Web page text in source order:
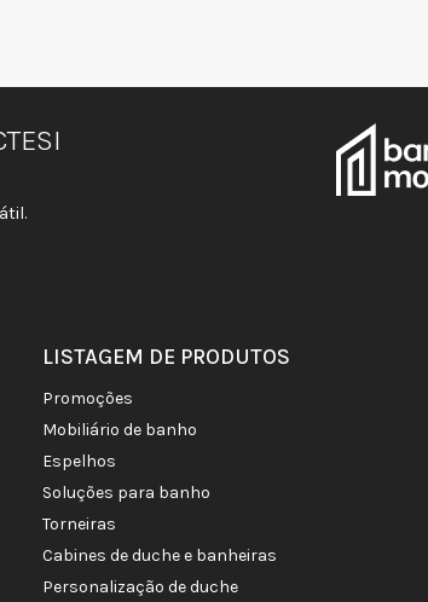
LISTAGEM DE PRODUTOS
promoções
mobiliário de banho
espelhos
soluções para banho
torneiras
cabines de duche e banheiras
personalização de duche